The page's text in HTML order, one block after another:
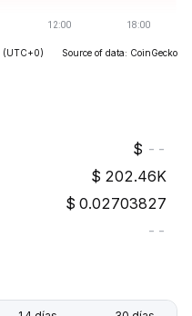
(UTC+0) Source of data: CoinGecko
--
202.46K
0.02703827
--